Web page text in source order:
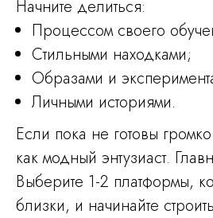
Начните делиться:
Процессом своего
Стильными находками;
Образами и
Личными историями.
Если пока не готовы
как модный энтузиаст.
Выберите 1-2 платформы,
близки, и начинайте
Узнать о курсе
подбирать стильные образы
профессионально?
ПРИСОЕДИНЯЙСЯ НА
СТИЛИСТ-ИМИДЖМЕЙКЕР